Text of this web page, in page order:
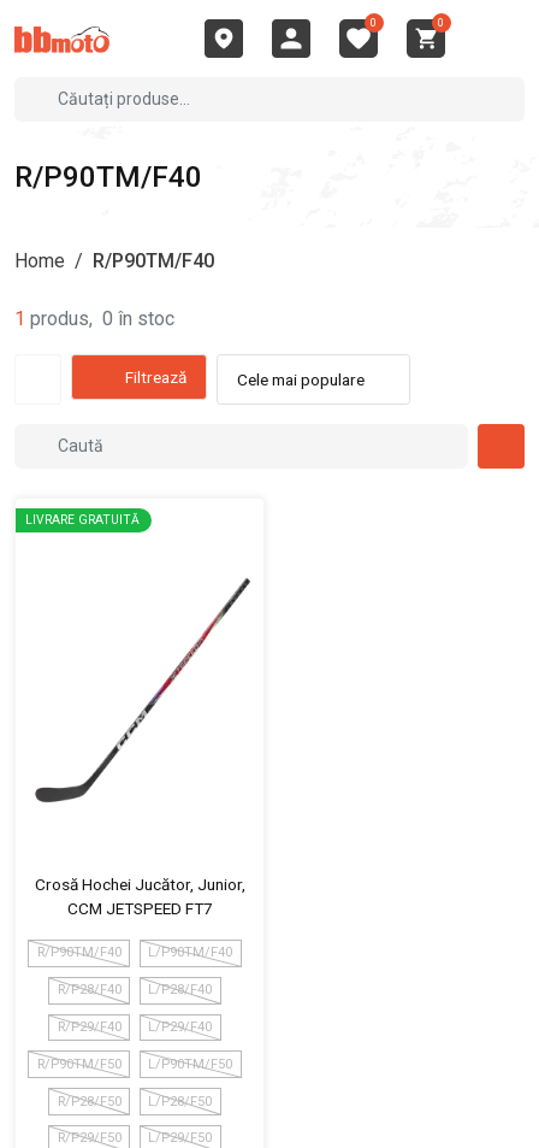
0 0
R/P90TM/F40
Home / R/P90TM/F40
1 produs, 0 în stoc
Filtrează Cele mai populare
LIVRARE GRATUITĂ
Crosă Hochei Jucător, Junior,
CCM JETSPEED FT7
R/P90TM/F40 L/P90TM/F40
R/P28/F40 L/P28/F40
R/P29/F40 L/P29/F40
R/P90TM/F50 L/P90TM/F50
R/P28/F50 L/P28/F50
R/P29/F50 L/P29/F50